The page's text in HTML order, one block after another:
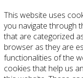
This website uses
you navigate through
that are categorized
browser as they are
functionalities of the
cookies that help us